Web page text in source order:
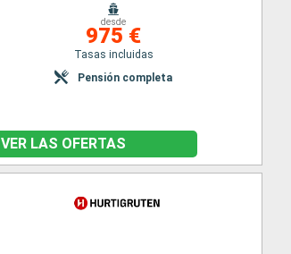
desde
975 €
Tasas incluidas
Pensión completa
VER LAS OFERTAS